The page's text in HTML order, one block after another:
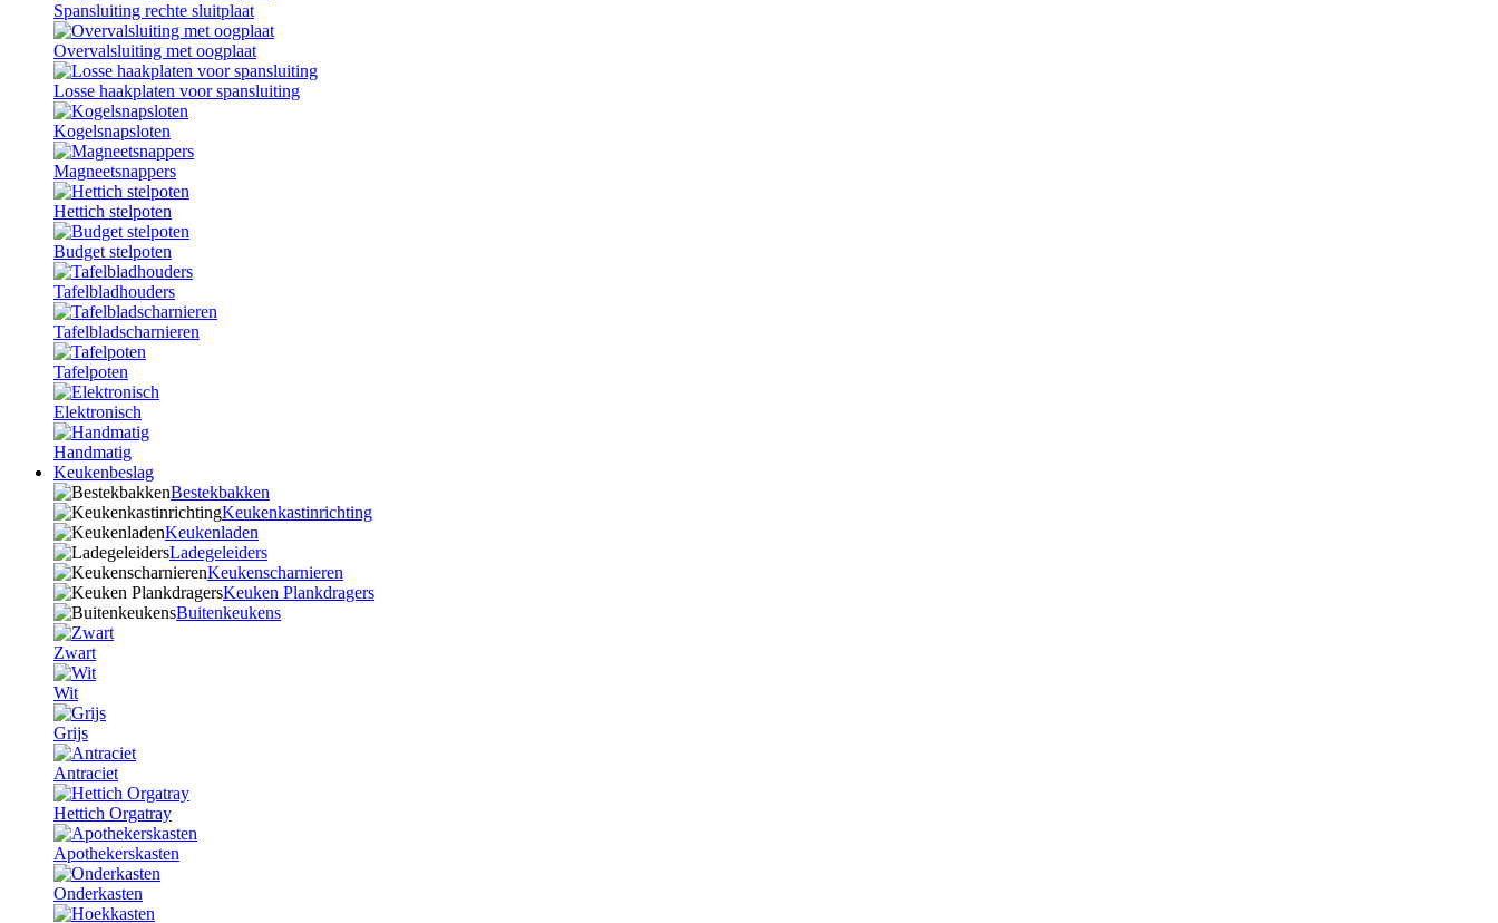
Spansluiting rechte sluitplaat
Overvalsluiting met oogplaat
Losse haakplaten voor spansluiting
Kogelsnapsloten
Magneetsnappers
Hettich stelpoten
Budget stelpoten
Tafelbladhouders
Tafelbladscharnieren
Tafelpoten
Elektronisch
Handmatig
Keukenbeslag
Bestekbakken
Keukenkastinrichting
Keukenladen
Ladegeleiders
Keukenscharnieren
Keuken Plankdragers
Buitenkeukens
Zwart
Wit
Grijs
Antraciet
Hettich Orgatray
Apothekerskasten
Onderkasten